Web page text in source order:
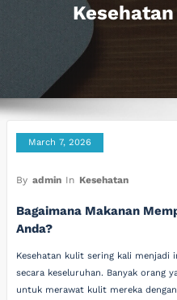
March 7, 2026
By admin In Kesehatan
Bagaimana Makanan
Anda?
Kesehatan kulit sering kali menjadi
secara keseluruhan. Banyak orang
untuk merawat kulit mereka